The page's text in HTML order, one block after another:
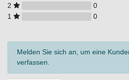
2
0
1
0
Melden Sie sich an, um eine
verfassen.